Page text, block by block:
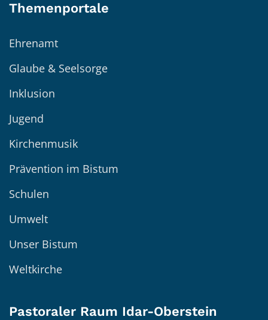
Themenportale
Ehrenamt
Glaube & Seelsorge
Inklusion
Jugend
Kirchenmusik
Prävention im Bistum
Schulen
Umwelt
Unser Bistum
Weltkirche
Pastoraler Raum Idar-Oberstein